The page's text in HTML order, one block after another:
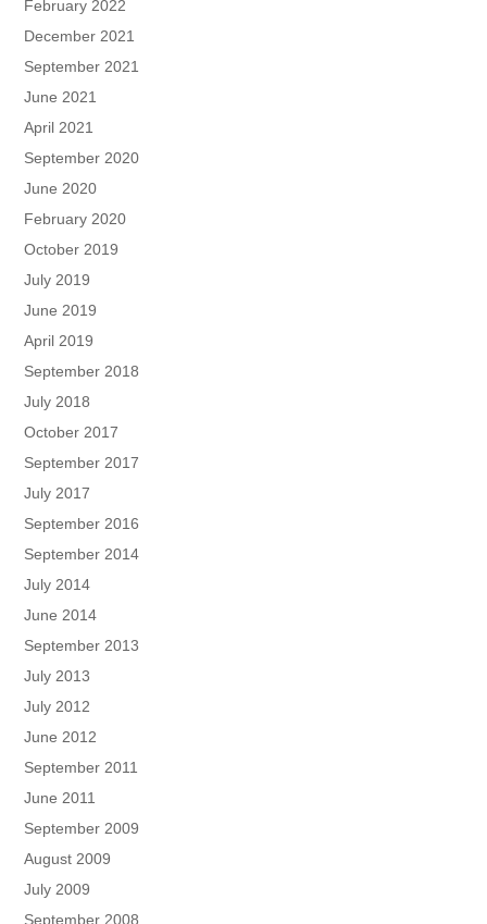
February 2022
December 2021
September 2021
June 2021
April 2021
September 2020
June 2020
February 2020
October 2019
July 2019
June 2019
April 2019
September 2018
July 2018
October 2017
September 2017
July 2017
September 2016
September 2014
July 2014
June 2014
September 2013
July 2013
July 2012
June 2012
September 2011
June 2011
September 2009
August 2009
July 2009
September 2008